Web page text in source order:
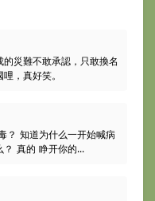
災難不敢承認，只敢換名
，真好笑。
？ 知道为什么一开始喊病
？ 真的 睁开你的...